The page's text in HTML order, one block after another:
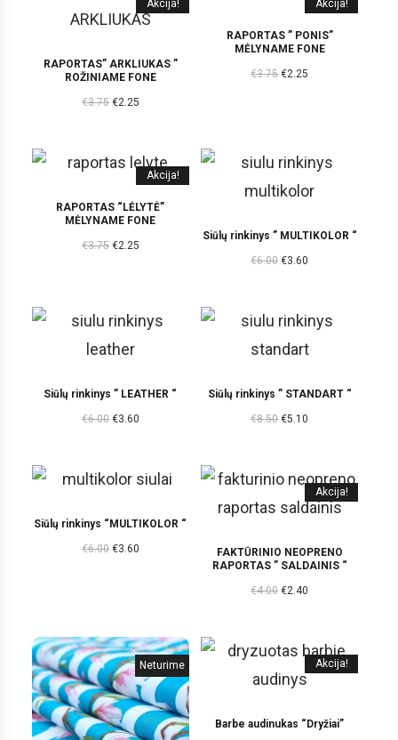
Akcija!
RAPORTAS” ARKLIUKAS ”
ROŽINIAME FONE
€3.75 €2.25
Akcija!
RAPORTAS ” PONIS”
MĖLYNAME FONE
€3.75 €2.25
Akcija!
RAPORTAS “LĖLYTĖ”
MĖLYNAME FONE
€3.75 €2.25
Siūlų rinkinys ” MULTIKOLOR “
€6.00 €3.60
Siūlų rinkinys ” LEATHER “
€6.00 €3.60
Siūlų rinkinys ” STANDART “
€8.50 €5.10
Siūlų rinkinys “MULTIKOLOR “
€6.00 €3.60
Akcija!
FAKTŪRINIO NEOPRENO
RAPORTAS ” SALDAINIS “
€4.00 €2.40
Neturime Akcija!
Barbe audinukas “Dryžiai”